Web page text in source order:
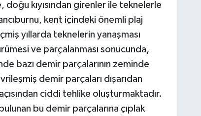
kıyısından girenler ile teknelerle
kent içindeki önemli plaj
yıllarda teknelerin yanaşması
ve parçalanması sonucunda,
bazı demir parçalarının zeminde
demir parçaları dışarıdan
ciddi tehlike oluşturmaktadır.
bu demir parçalarına çıplak